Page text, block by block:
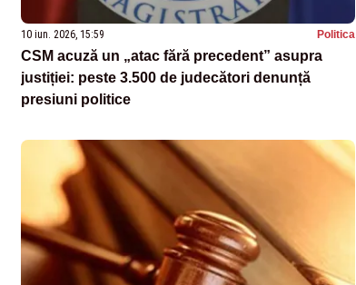
10 iun. 2026, 15:59 Politica
CSM acuză un „atac fără precedent” asupra
justiției: peste 3.500 de judecători denunță
presiuni politice